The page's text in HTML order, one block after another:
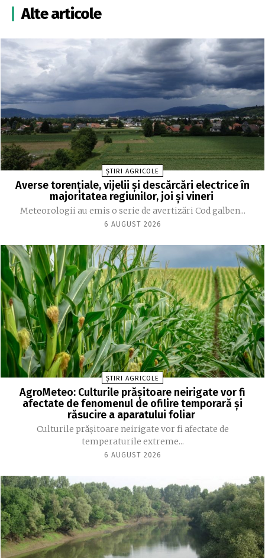
Alte articole
ȘTIRI AGRICOLE
Averse torențiale, vijelii și descărcări electrice în
majoritatea regiunilor, joi și vineri
Meteorologii au emis o serie de avertizări Cod galben...
6 AUGUST 2026
ȘTIRI AGRICOLE
AgroMeteo: Culturile prăşitoare neirigate vor fi
afectate de fenomenul de ofilire temporară şi
răsucire a aparatului foliar
Culturile prășitoare neirigate vor fi afectate de
temperaturile extreme...
6 AUGUST 2026